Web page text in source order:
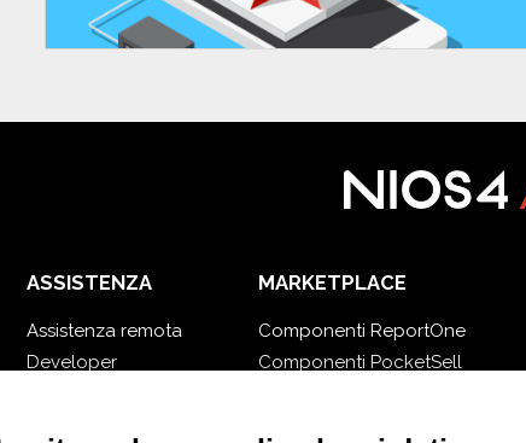
ASSISTENZA
Assistenza remota
Developer
MARKETPLACE
Componenti ReportOne
Componenti PocketSell